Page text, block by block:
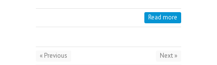
Read more
« Previous Next »